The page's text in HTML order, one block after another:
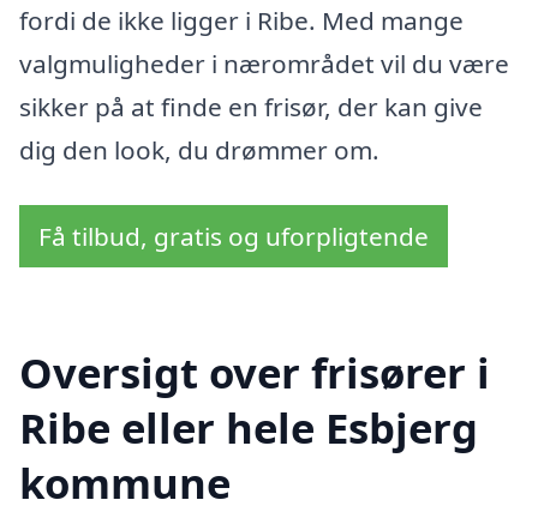
fordi de ikke ligger i Ribe. Med mange
valgmuligheder i nærområdet vil du være
sikker på at finde en frisør, der kan give
dig den look, du drømmer om.
Få tilbud, gratis og uforpligtende
Oversigt over frisører i
Ribe eller hele Esbjerg
kommune